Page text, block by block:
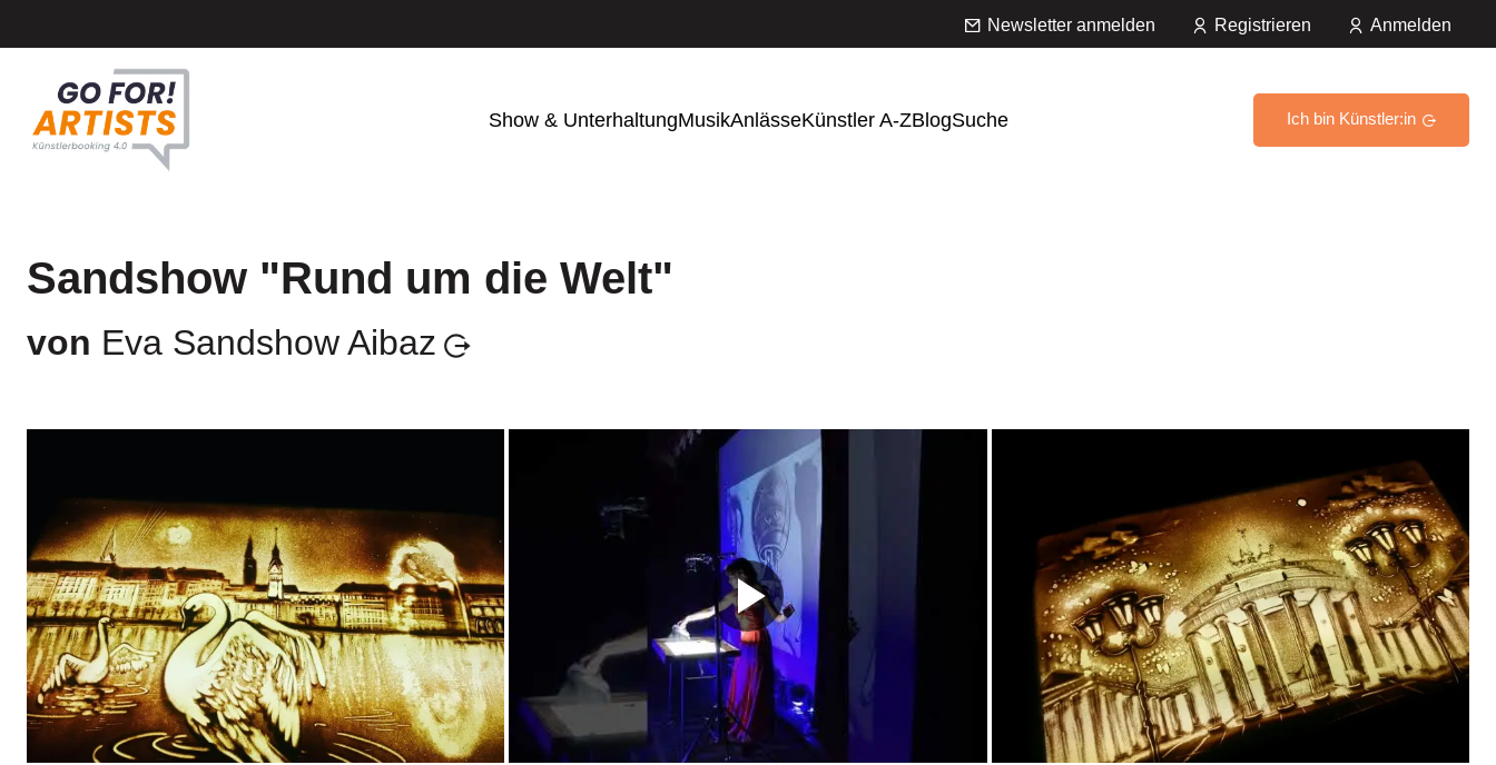
Newsletter anmelden Registrieren Anmelden
Show & UnterhaltungMusikAnlässeKünstler A-ZBlogSuche Ich bin Künstler:in
Sandshow "Rund um die Welt"
von Eva Sandshow Aibaz